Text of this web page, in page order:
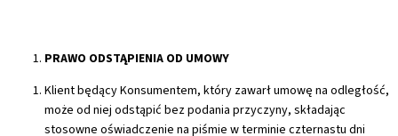
PRAWO ODSTĄPIENIA OD UMOWY
Klient będący Konsumentem, który zawarł umowę na odległość,
może od niej odstąpić bez podania przyczyny, składając
stosowne oświadczenie na piśmie w terminie czternastu dni